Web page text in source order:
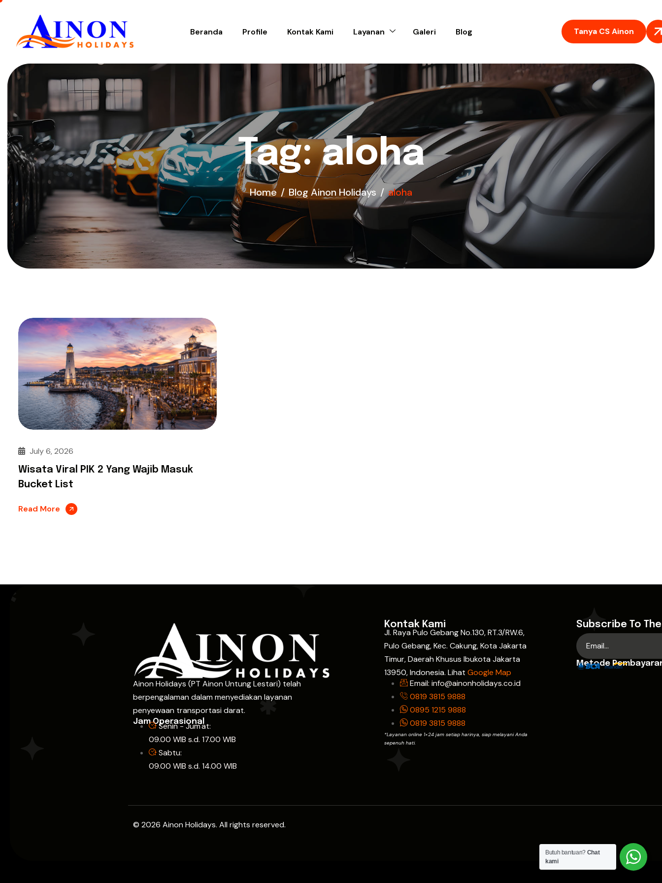
Beranda Profile Kontak Kami Layanan Galeri Blog Tanya CS Ainon
Tag: aloha
Home Blog Ainon Holidays aloha
July 6, 2026
Wisata Viral PIK 2 Yang Wajib Masuk
Bucket List
Read More
Ainon Holidays (PT Ainon Untung Lestari) telah
berpengalaman dalam menyediakan layanan
penyewaan transportasi darat.
Jam Operasional
Senin - Jum'at:
09.00 WIB s.d. 17.00 WIB
Sabtu:
09.00 WIB s.d. 14.00 WIB
Kontak Kami
Jl. Raya Pulo Gebang No.130, RT.3/RW.6,
Pulo Gebang, Kec. Cakung, Kota Jakarta
Timur, Daerah Khusus Ibukota Jakarta
13950, Indonesia. Lihat Google Map
Email: info@ainonholidays.co.id
0819 3815 9888
0895 1215 9888
0819 3815 9888
*Layanan online 1×24 jam setiap harinya, siap melayani Anda
sepenuh hati.
Subscribe To
Metode
© 2026 Ainon Holidays. All rights reserved.
Butuh bantuan? Chat
kami